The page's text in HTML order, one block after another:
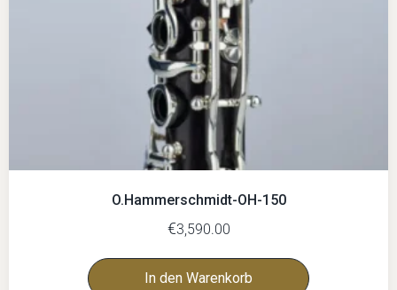
O.Hammerschmidt-OH-150
€3,590.00
In den Warenkorb